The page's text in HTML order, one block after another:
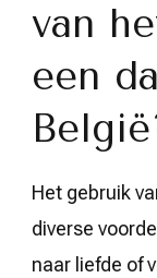
van
een
Het gebruik
diverse
naar liefde of